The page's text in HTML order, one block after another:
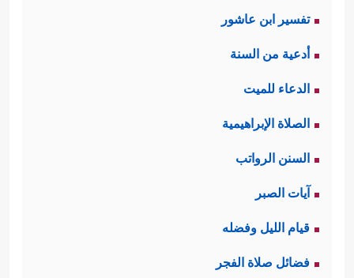
تفسير ابن عاشور
أدعية من السنة
الدعاء للميت
الصلاة الإبراهيمية
السنن الرواتب
آيات الصبر
قيام الليل وفضله
فضائل صلاة الفجر